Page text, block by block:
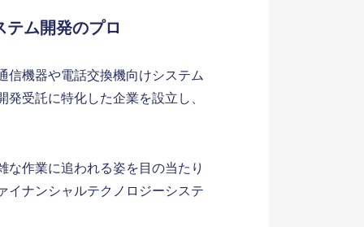
ム開発のプロ
信機器や電話交換機向けシステム
受託に特化した企業を設立し、
作業に追われる姿を目の当たり
イナンシャルテクノロジーシステ